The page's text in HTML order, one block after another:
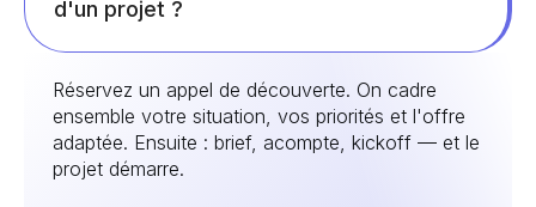
d'un projet ?
Réservez un appel de découverte. On cadre
ensemble votre situation, vos priorités et l'offre
adaptée. Ensuite : brief, acompte, kickoff — et le
projet démarre.